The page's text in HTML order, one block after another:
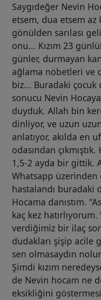
Saygıdeğer Nevin
etsem, dua etsem az
gönülden sarılası
onu... Kızım 23
günler, durmayan
ağlama nöbetleri ve
biz... Buradaki çocuk
sonucu Nevin
duyduk. Allah bin
dinliyor, ve uzun
anlatıyor, akılda en
odasından
1,5-2 ayda bir gittik.
Whatsapp üzerinden
hastalandı buradaki
Hocama danıstım.
kaç kez
verdiğimiz bir ilaç
dudakları şişip acile
sen olmasaydın
Şimdi kızım
de Nevin hocam ne
eksikliğini